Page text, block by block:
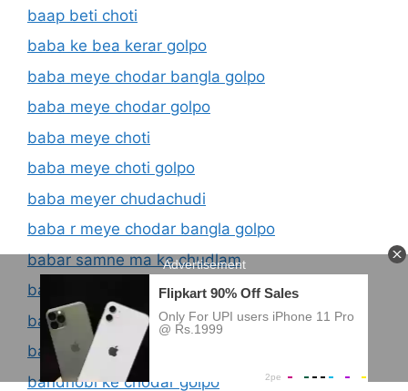
baap beti choti
baba ke bea kerar golpo
baba meye chodar bangla golpo
baba meye chodar golpo
baba meye choti
baba meye choti golpo
baba meyer chudachudi
baba r meye chodar bangla golpo
babar samne ma ke chudlam
bagla panu golpo
baine arshata chodachudi
bandhobi ke choda
bandhobi ke chodar golpo